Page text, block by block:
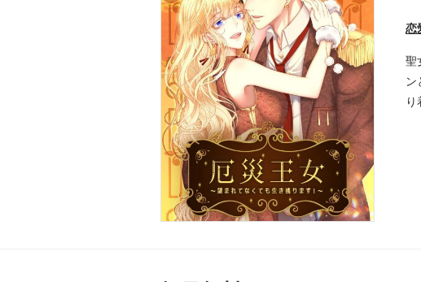
恋
聖
ン